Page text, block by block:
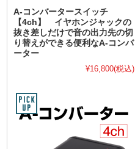
A-コンバータースイッチ
【4ch】 イヤホンジャックの
抜き差しだけで音の出力先の切
り替えができる便利なA-コンバ
ーター
¥16,800(税込)